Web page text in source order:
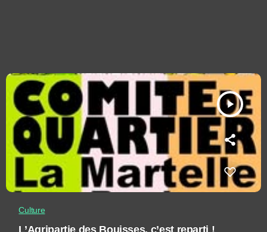
play_arrow
Culture